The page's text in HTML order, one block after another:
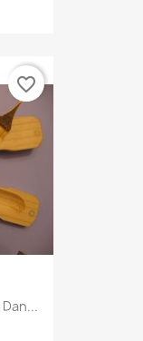
favorite_border